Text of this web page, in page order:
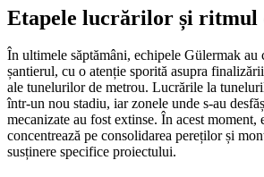
Etapele lucrărilor și ritmul
În ultimele săptămâni, echipele Gülermak au
șantierul, cu o atenție sporită asupra
ale tunelurilor de metrou. Lucrările la
într-un nou stadiu, iar zonele unde s-au
mecanizate au fost extinse. În acest moment,
concentrează pe consolidarea pereților și
susținere specifice proiectului.